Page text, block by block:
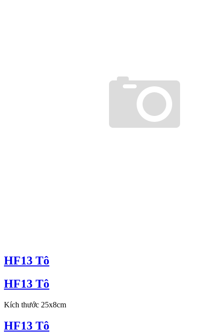
HF13 Tô
HF13 Tô
Kích thước 25x8cm
HF13 Tô